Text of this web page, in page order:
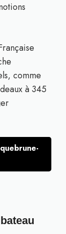
comme
à 345